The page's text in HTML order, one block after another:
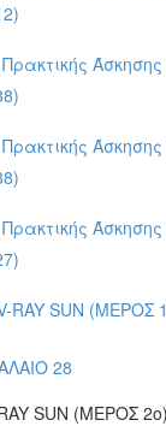
RAY SUN (ΜΕΡΟΣ
28
SUN (ΜΕΡΟΣ 2o)